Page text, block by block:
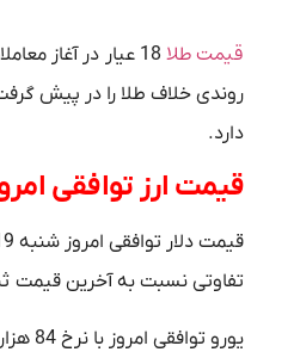
قیمت طلا
دارد.
قیمت ارز توافقی
تفاوتی نسبت به آخرین قیمت ثبت شده در روز
یورو توافقی امروز با نرخ 84 هزار و 237 تومان خریدوفروش می‌شود. یورو توافقی امروز 52 تومان بیشتر به خریداران عرضه شده است.